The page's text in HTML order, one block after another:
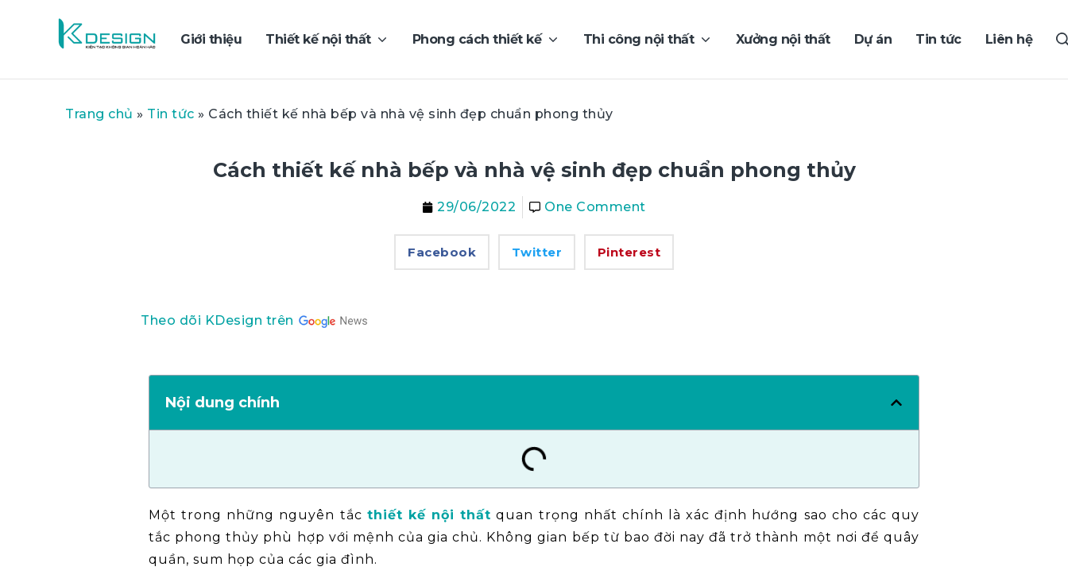
Giới thiệu Thiết kế nội thất Phong cách thiết kế Thi công nội thất Xưởng nội thất Dự án Tin tức Liên hệ
Trang chủ » Tin tức » Cách thiết kế nhà bếp và nhà vệ sinh đẹp chuẩn phong thủy
Cách thiết kế nhà bếp và nhà vệ sinh đẹp chuẩn phong thủy
29/06/2022 One Comment
Facebook Twitter Pinterest
Theo dõi KDesign trên
Nội dung chính
Một trong những nguyên tắc thiết kế nội thất quan trọng nhất chính là xác định hướng sao cho các quy
tắc phong thủy phù hợp với mệnh của gia chủ. Không gian bếp từ bao đời nay đã trở thành một nơi để quây
quần, sum họp của các gia đình.